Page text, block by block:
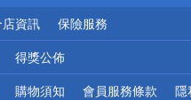
資訊 保險服務
得獎公佈
購物須知 會員服務條款 隱